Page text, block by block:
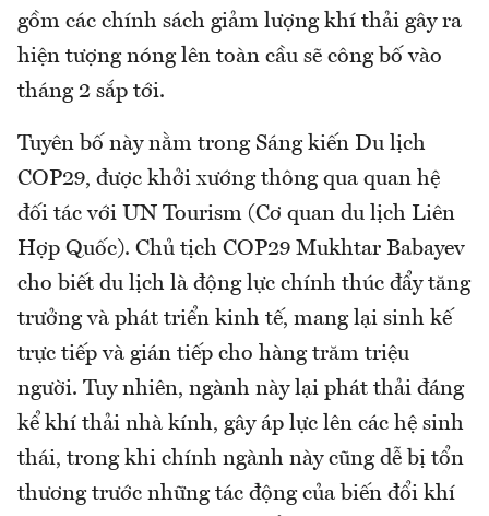
gồm các chính sách giảm lượng khí thải gây ra
hiện tượng nóng lên toàn cầu sẽ công bố vào
tháng 2 sắp tới.
Tuyên bố này nằm trong Sáng kiến Du lịch
COP29, được khởi xướng thông qua quan hệ
đối tác với UN Tourism (Cơ quan du lịch Liên
Hợp Quốc). Chủ tịch COP29 Mukhtar Babayev
cho biết du lịch là động lực chính thúc đẩy tăng
trưởng và phát triển kinh tế, mang lại sinh kế
trực tiếp và gián tiếp cho hàng trăm triệu
người. Tuy nhiên, ngành này lại phát thải đáng
kể khí thải nhà kính, gây áp lực lên các hệ sinh
thái, trong khi chính ngành này cũng dễ bị tổn
thương trước những tác động của biến đổi khí